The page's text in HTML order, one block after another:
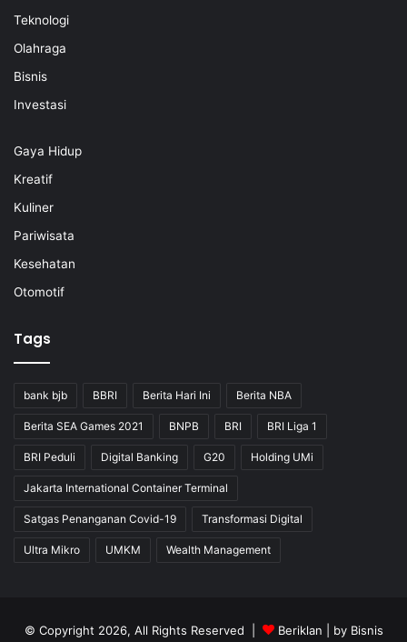
Teknologi
Olahraga
Bisnis
Investasi
Gaya Hidup
Kreatif
Kuliner
Pariwisata
Kesehatan
Otomotif
Tags
bank bjb BBRI Berita Hari Ini Berita NBA
Berita SEA Games 2021 BNPB BRI BRI Liga 1
BRI Peduli Digital Banking G20 Holding UMi
Jakarta International Container Terminal
Satgas Penanganan Covid-19 Transformasi Digital
Ultra Mikro UMKM Wealth Management
© Copyright 2026, All Rights Reserved | Beriklan | by Bisnis